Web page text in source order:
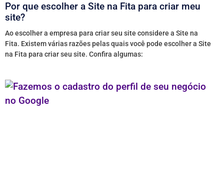
Por que escolher a Site na Fita para criar meu
site?
Ao escolher a empresa para criar seu site considere a Site na
Fita. Existem várias razões pelas quais você pode escolher a Site
na Fita para criar seu site. Confira algumas: